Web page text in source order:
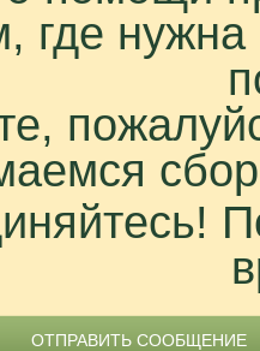
где
ОТПРАВИТЬ СООБЩЕНИЕ